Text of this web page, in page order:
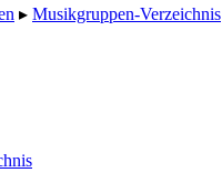
▸ Musikgruppen-Verzeichnis